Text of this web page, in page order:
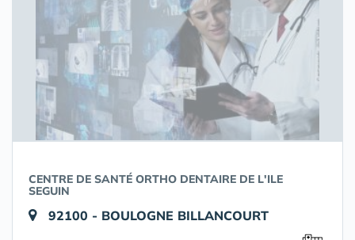
CENTRE DE SANTÉ ORTHO DENTAIRE DE L'ILE
SEGUIN
92100 - BOULOGNE BILLANCOURT